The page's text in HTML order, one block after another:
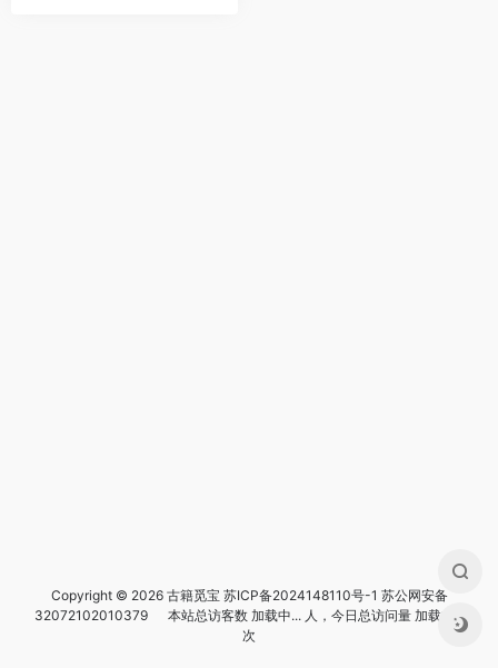
Copyright © 2026 古籍觅宝 苏ICP备2024148110号-1 苏公网安备
32072102010379
本站总访客数 加载中...人，今日总访问量 加载中...
次